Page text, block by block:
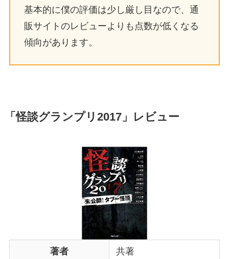
基本的に僕の評価は少し厳し目なので、通
販サイトのレビューよりも点数が低くなる
傾向があります。
「怪談グランプリ2017」 レビュー
著者 共著